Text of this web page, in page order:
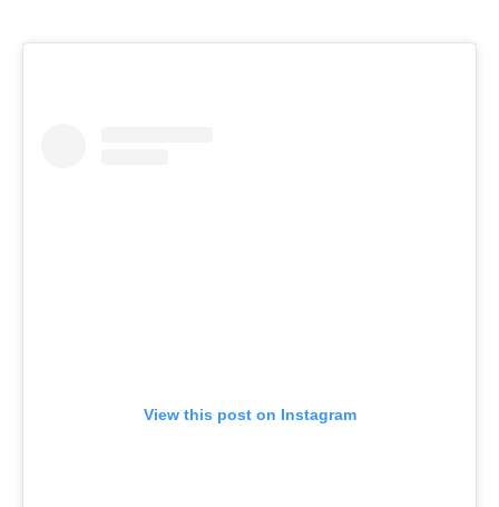
View this post on Instagram